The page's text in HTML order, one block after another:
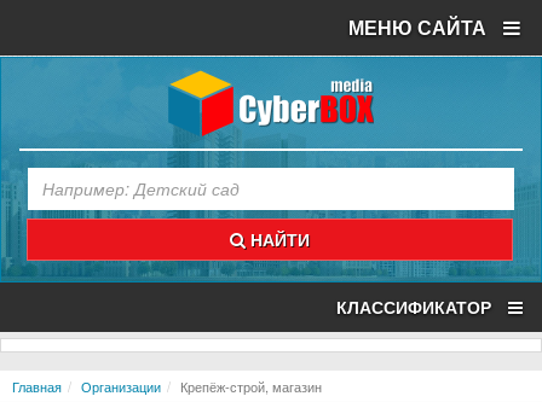
МЕНЮ САЙТА
НАЙТИ
КЛАССИФИКАТОР
Главная Организации Крепёж-строй, магазин